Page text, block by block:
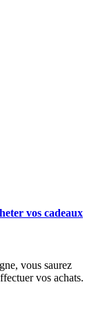
vos cadeaux
vous saurez
vos achats.